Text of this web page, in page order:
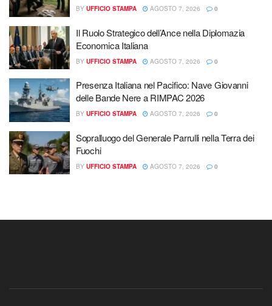
BY UFFICIO STAMPA AGOSTO 7, 2026 0
Il Ruolo Strategico dell’Ance nella Diplomazia
Economica Italiana
BY UFFICIO STAMPA AGOSTO 7, 2026 0
Presenza Italiana nel Pacifico: Nave Giovanni
delle Bande Nere a RIMPAC 2026
BY UFFICIO STAMPA AGOSTO 7, 2026 0
Sopralluogo del Generale Parrulli nella Terra dei
Fuochi
BY UFFICIO STAMPA AGOSTO 7, 2026 0